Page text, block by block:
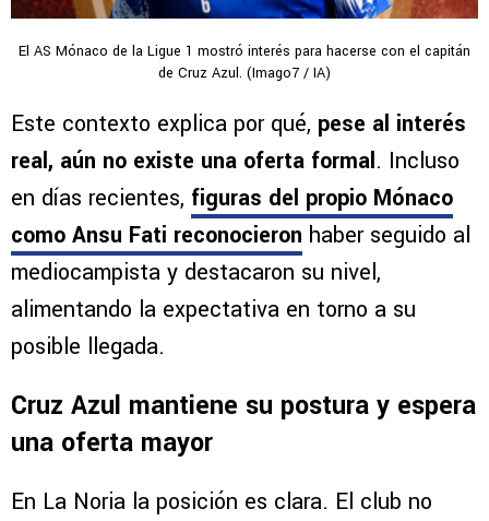
El AS Mónaco de la Ligue 1 mostró interés para hacerse con el capitán
de Cruz Azul. (Imago7 / IA)
Este contexto explica por qué, pese al interés
real, aún no existe una oferta formal. Incluso
en días recientes, figuras del propio Mónaco
como Ansu Fati reconocieron haber seguido al
mediocampista y destacaron su nivel,
alimentando la expectativa en torno a su
posible llegada.
Cruz Azul mantiene su postura y espera
una oferta mayor
En La Noria la posición es clara. El club no